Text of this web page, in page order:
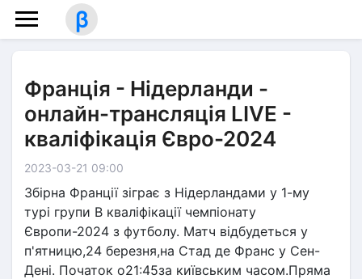
β
Франція - Нідерланди -
онлайн-трансляція LIVE -
кваліфікація Євро-2024
2023-03-21 09:00
Збірна Франції зіграє з Нідерландами у 1-му
турі групи В кваліфікації чемпіонату
Європи-2024 з футболу. Матч відбудеться у
п'ятницю,24 березня,на Стад де Франс у Сен-
Дені. Початок о21:45за київським часом.Пряма